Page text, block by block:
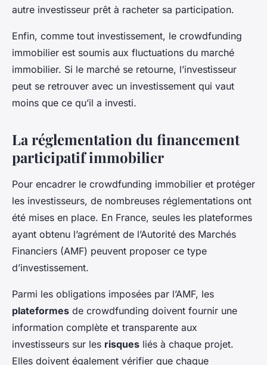
autre investisseur prêt à racheter sa participation.
Enfin, comme tout investissement, le crowdfunding
immobilier est soumis aux fluctuations du marché
immobilier. Si le marché se retourne, l’investisseur
peut se retrouver avec un investissement qui vaut
moins que ce qu’il a investi.
La réglementation du financement
participatif immobilier
Pour encadrer le crowdfunding immobilier et protéger
les investisseurs, de nombreuses réglementations ont
été mises en place. En France, seules les plateformes
ayant obtenu l’agrément de l’Autorité des Marchés
Financiers (AMF) peuvent proposer ce type
d’investissement.
Parmi les obligations imposées par l’AMF, les
plateformes de crowdfunding doivent fournir une
information complète et transparente aux
investisseurs sur les risques liés à chaque projet.
Elles doivent également vérifier que chaque